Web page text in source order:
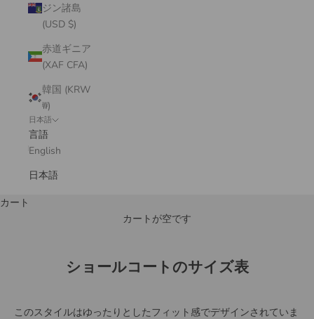
ジン諸島
(USD $)
赤道ギニア
(XAF CFA)
韓国 (KRW
₩)
日本語
言語
English
日本語
カート
カートが空です
ショールコートのサイズ表
このスタイルはゆったりとしたフィット感でデザインされていま